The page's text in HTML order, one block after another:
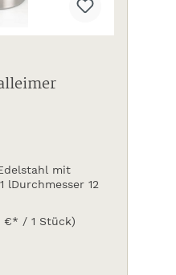
mit
lDurchmesser 12
€* / 1 Stück)